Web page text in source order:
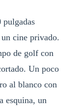
pulgadas
cine privado.
de golf con
Un poco
al blanco con
esquina, un